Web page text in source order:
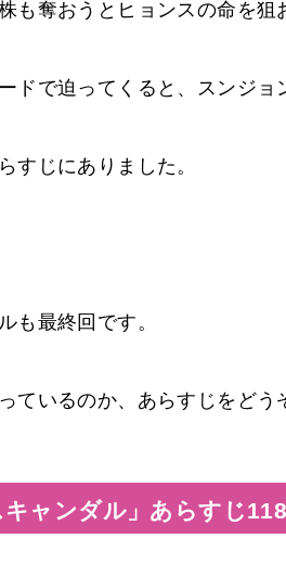
も奪おうとヒョンスの命を狙
ドで迫ってくると、スンジ
すじにありました。
も最終回です。
ているのか、あらすじをどう
ャンダル」あらすじ118